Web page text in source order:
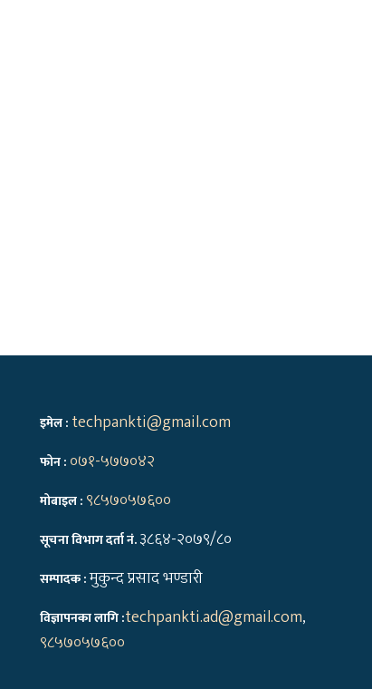
इमेल : techpankti@gmail.com
फोन : ०७१-५७७०४२
मोबाइल : ९८५७०५७६००
सूचना विभाग दर्ता नं.३८६४-२०७९/८०
सम्पादक :मुकुन्द प्रसाद भण्डारी
विज्ञापनका लागि :techpankti.ad@gmail.com,
९८५७०५७६००